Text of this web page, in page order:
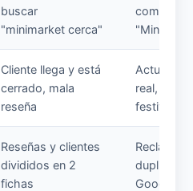
buscar
"minimarket cerca"
Cliente llega y está
cerrado, mala
reseña
Actualizar
real,
festivos
Reseñas y clientes
divididos en 2
fichas
Reclamar
Google